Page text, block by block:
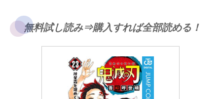
無料試し読み⇒購入すれば全部読める！